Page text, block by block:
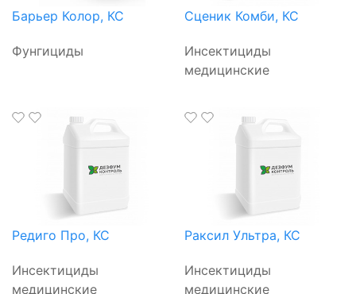
Барьер Колор, КС
Фунгициды
Сценик Комби, КС
Инсектициды
медицинские
Редиго Про, КС
Инсектициды
медицинские
Раксил Ультра, КС
Инсектициды
медицинские